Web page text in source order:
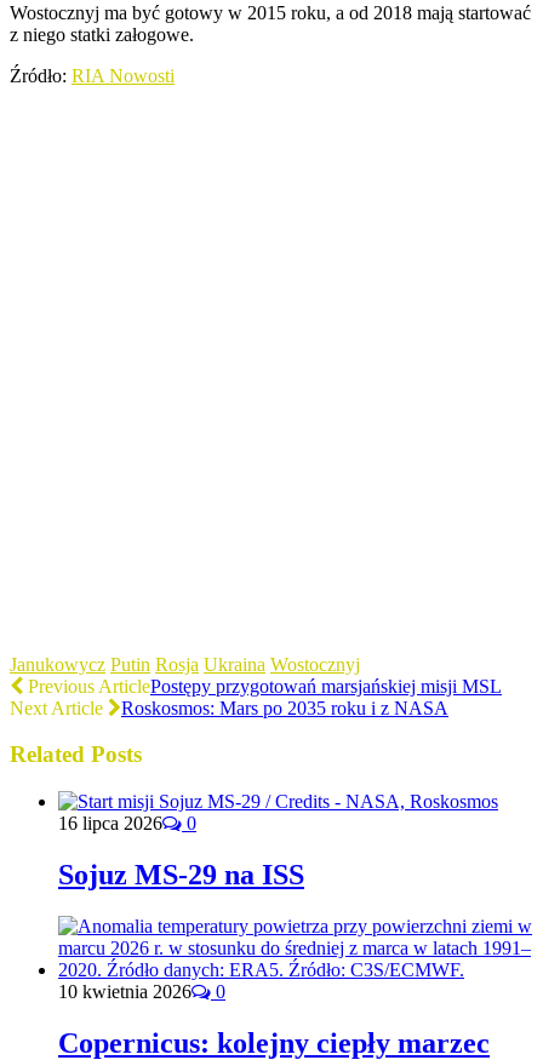
Wostocznyj ma być gotowy w 2015 roku, a od 2018 mają startować
z niego statki załogowe.
Źródło: RIA Nowosti
Janukowycz Putin Rosja Ukraina Wostocznyj
Previous ArticlePostępy przygotowań marsjańskiej misji MSL
Next Article
Roskosmos: Mars po 2035 roku i z NASA
Related Posts
16 lipca 2026 0
Sojuz MS-29 na ISS
10 kwietnia 2026 0
Copernicus: kolejny ciepły marzec